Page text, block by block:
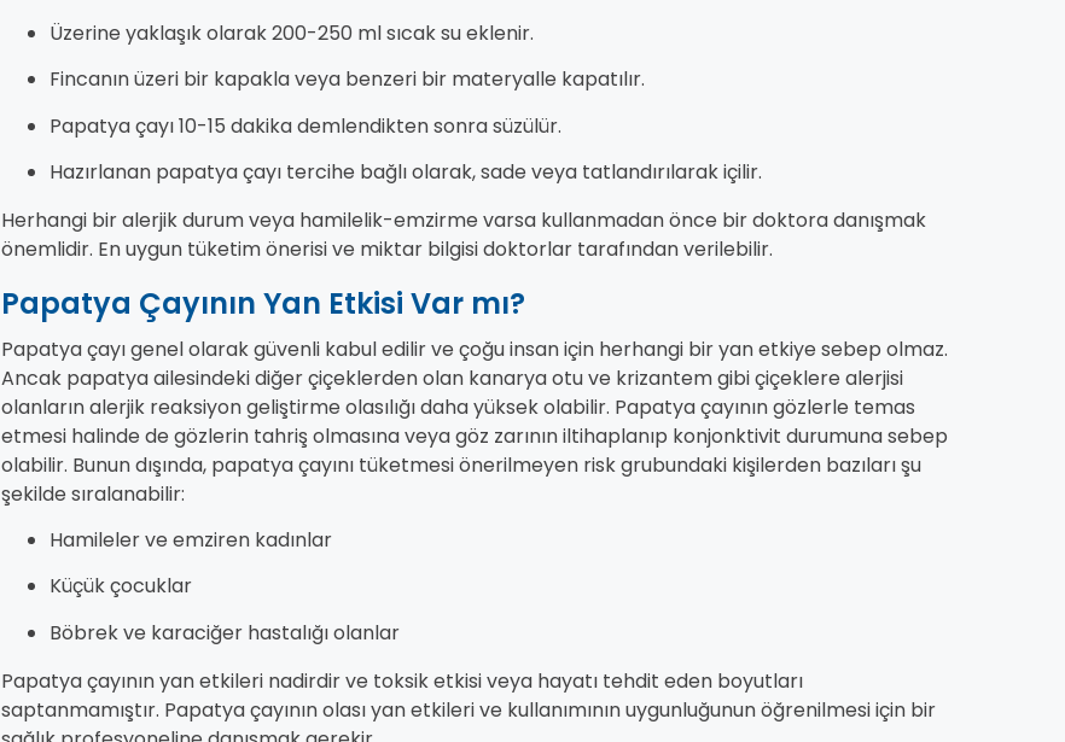
Üzerine yaklaşık olarak 200-250 ml sıcak su eklenir.
Fincanın üzeri bir kapakla veya benzeri bir materyalle kapatılır.
Papatya çayı 10-15 dakika demlendikten sonra süzülür.
Hazırlanan papatya çayı tercihe bağlı olarak, sade veya tatlandırılarak içilir.
Herhangi bir alerjik durum veya hamilelik-emzirme varsa kullanmadan önce bir doktora danışmak
önemlidir. En uygun tüketim önerisi ve miktar bilgisi doktorlar tarafından verilebilir.
Papatya Çayının Yan Etkisi Var mı?
Papatya çayı genel olarak güvenli kabul edilir ve çoğu insan için herhangi bir yan etkiye sebep olmaz.
Ancak papatya ailesindeki diğer çiçeklerden olan kanarya otu ve krizantem gibi çiçeklere alerjisi
olanların alerjik reaksiyon geliştirme olasılığı daha yüksek olabilir. Papatya çayının gözlerle temas
etmesi halinde de gözlerin tahriş olmasına veya göz zarının iltihaplanıp konjonktivit durumuna sebep
olabilir. Bunun dışında, papatya çayını tüketmesi önerilmeyen risk grubundaki kişilerden bazıları şu
şekilde sıralanabilir:
Hamileler ve emziren kadınlar
Küçük çocuklar
Böbrek ve karaciğer hastalığı olanlar
Papatya çayının yan etkileri nadirdir ve toksik etkisi veya hayatı tehdit eden boyutları
saptanmamıştır. Papatya çayının olası yan etkileri ve kullanımının uygunluğunun öğrenilmesi için bir